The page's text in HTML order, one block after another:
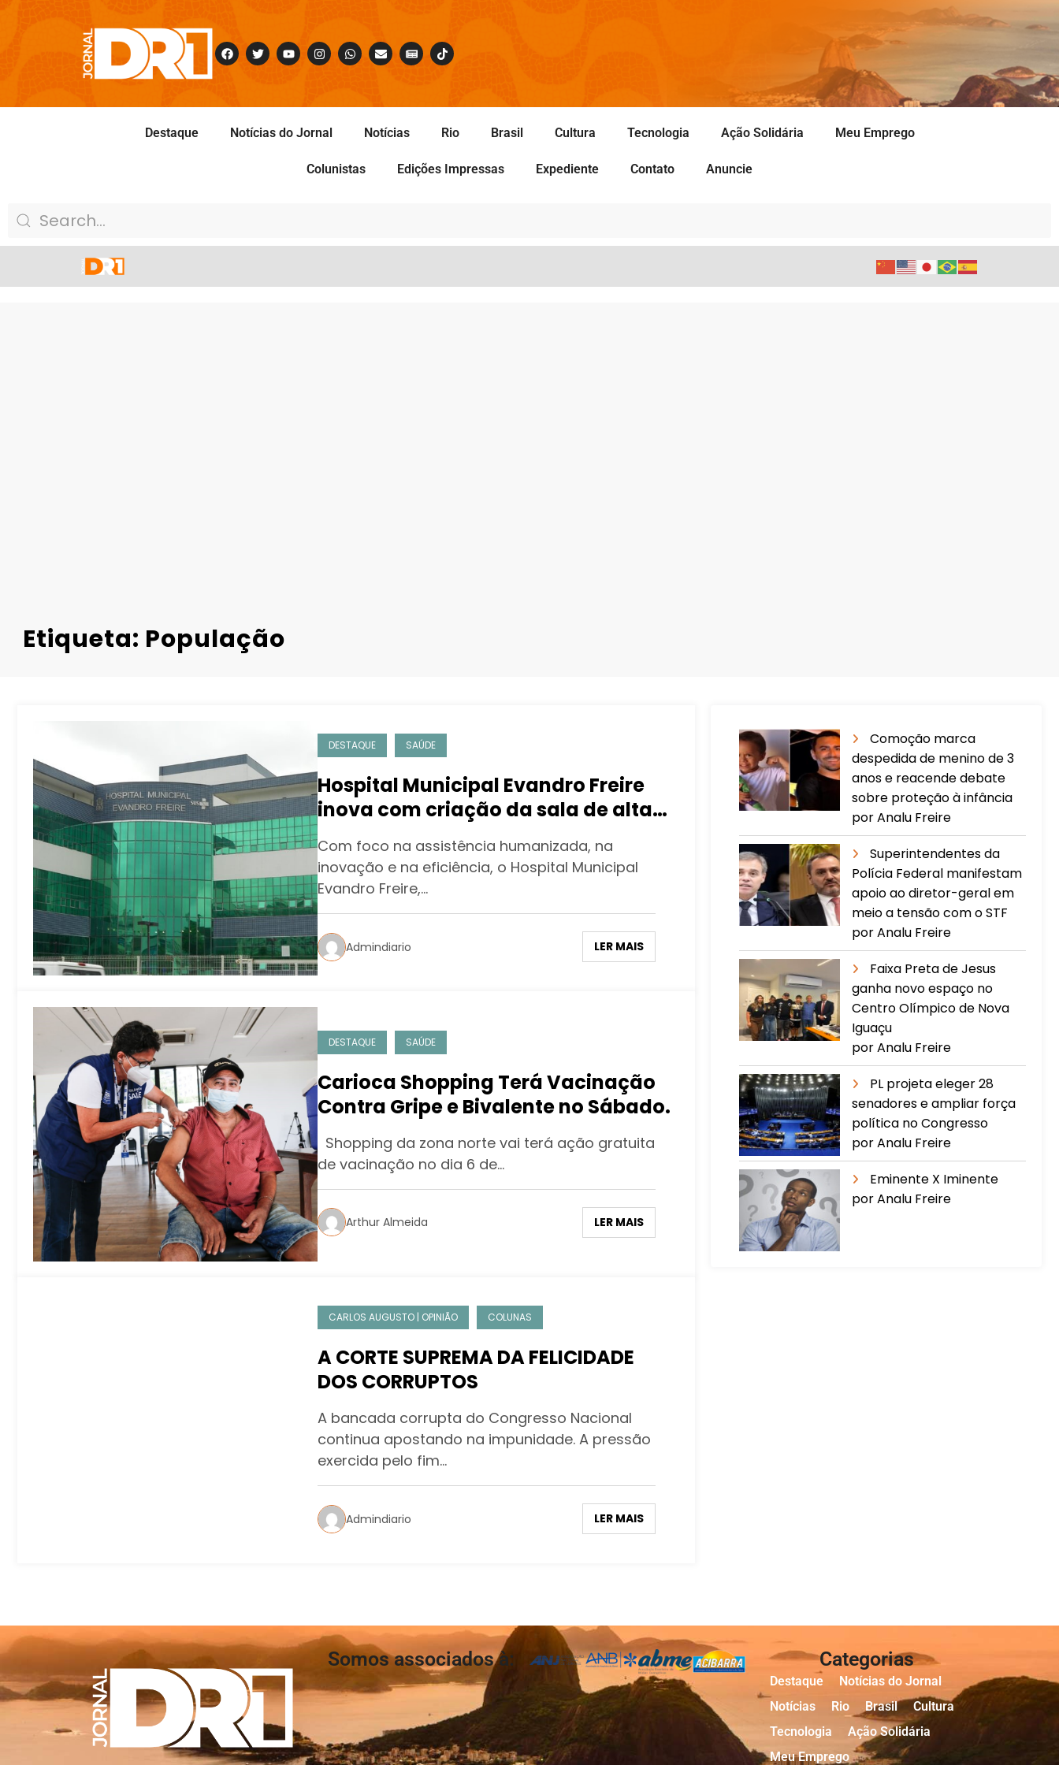
Destaque Notícias do Jornal Notícias Rio Brasil Cultura Tecnologia Ação Solidária Meu Emprego
Colunistas Edições Impressas Expediente Contato Anuncie
Etiqueta: População
DESTAQUE SAÚDE
Hospital Municipal Evandro Freire
inova com criação da sala de alta
para atendimento mais
humanizado
Com foco na assistência humanizada, na
inovação e na eficiência, o Hospital Municipal
Evandro Freire,…
Admindiario LER MAIS
DESTAQUE SAÚDE
Carioca Shopping Terá Vacinação
Contra Gripe e Bivalente no Sábado.
Shopping da zona norte vai terá ação gratuita
de vacinação no dia 6 de…
Arthur Almeida LER MAIS
CARLOS AUGUSTO | OPINIÃO COLUNAS
A CORTE SUPREMA DA FELICIDADE
DOS CORRUPTOS
A bancada corrupta do Congresso Nacional
continua apostando na impunidade. A pressão
exercida pelo fim…
Admindiario LER MAIS
Comoção marca
despedida de menino de 3
anos e reacende debate
sobre proteção à infância
por Analu Freire
Superintendentes da
Polícia Federal manifestam
apoio ao diretor-geral em
meio a tensão com o STF
por Analu Freire
Faixa Preta de Jesus
ganha novo espaço no
Centro Olímpico de Nova
Iguaçu
por Analu Freire
PL projeta eleger 28
senadores e ampliar força
política no Congresso
por Analu Freire
Eminente X Iminente
por Analu Freire
Somos associados à: Categorias
Destaque
Notícias do Jornal
Notícias
Rio Brasil
Cultura
Tecnologia
Ação Solidária
Meu Emprego